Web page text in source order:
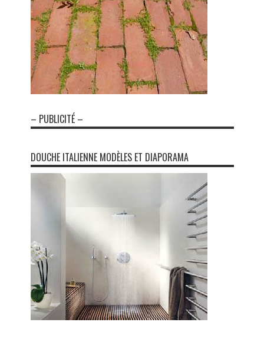
– PUBLICITÉ –
DOUCHE ITALIENNE MODÈLES ET DIAPORAMA